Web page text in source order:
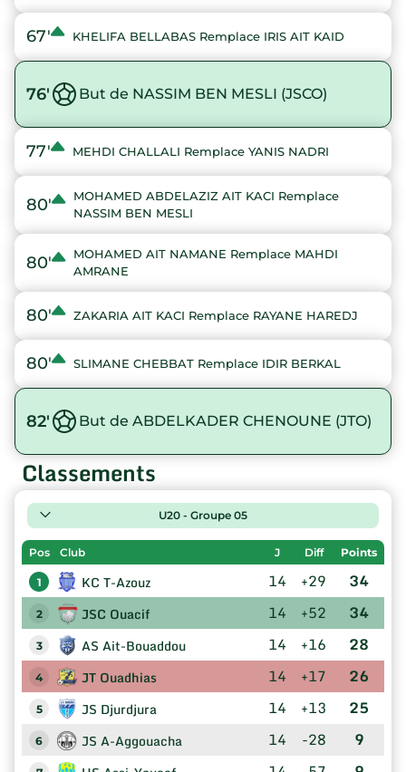
67' KHELIFA BELLABAS Remplace IRIS AIT KAID
76' But de NASSIM BEN MESLI (JSCO)
77' MEHDI CHALLALI Remplace YANIS NADRI
80'
MOHAMED ABDELAZIZ AIT KACI Remplace
NASSIM BEN MESLI
80'
MOHAMED AIT NAMANE Remplace MAHDI
AMRANE
80' ZAKARIA AIT KACI Remplace RAYANE HAREDJ
80' SLIMANE CHEBBAT Remplace IDIR BERKAL
82' But de ABDELKADER CHENOUNE (JTO)
Classements
U20 - Groupe 05
Pos Club J Diff Points
1 KC T-Azouz 14 +29 34
2 JSC Ouacif 14 +52 34
3 AS Ait-Bouaddou 14 +16 28
4 JT Ouadhias 14 +17 26
5 JS Djurdjura 14 +13 25
6 JS A-Aggouacha 14 -28 9